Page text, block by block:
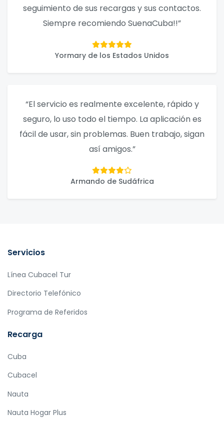
seguimiento de sus recargas y sus contactos.
Siempre recomiendo SuenaCuba!!”
Yormary de los Estados Unidos
“El servicio es realmente excelente, rápido y
seguro, lo uso todo el tiempo. La aplicación es
fácil de usar, sin problemas. Buen trabajo, sigan
así amigos.”
Armando de Sudáfrica
Servicios
Línea Cubacel Tur
Directorio Telefónico
Programa de Referidos
Recarga
Cuba
Cubacel
Nauta
Nauta Hogar Plus